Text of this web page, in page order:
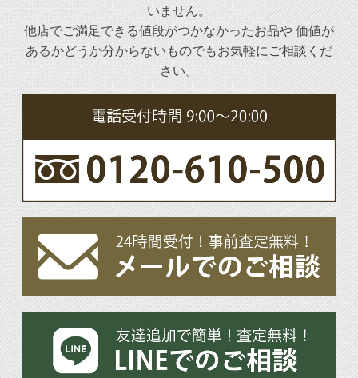
いません。
他店でご満足できる値段がつかなかったお品や 価値が
あるかどうか分からないものでもお気軽にご相談くだ
さい。